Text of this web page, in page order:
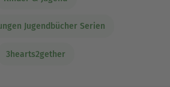
Jugendbücher Serien
3hearts2gether